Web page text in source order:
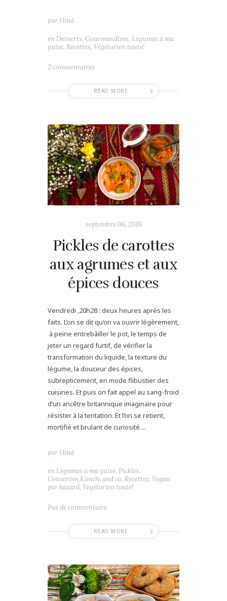
READ MORE
par Hind
en Desserts, Gourmandises, Légumes à ma
guise, Recettes, Végétarien toute!
2 commentaires
septembre 06, 2016
Pickles de carottes
aux agrumes et aux
épices douces
Vendredi ,20h28 : deux heures après les
faits. L’on se dit qu’on va ouvrir légèrement,
à peine entrebâiller le pot, le temps de
jeter un regard furtif, de vérifier la
transformation du liquide, la texture du
légume, la douceur des épices,
subrepticement, en mode flibustier des
cuisines. Et puis on fait appel au sang-froid
d’un ancêtre britannique imaginaire pour
résister à la tentation. Et l’on se retient,
mortifié et brulant de curiosité....
READ MORE
par Hind
en Légumes à ma guise, Pickles,
Conserves,Kimchi and co, Recettes, Vegan
par hasard, Végétarien toute!
Pas de commentaire